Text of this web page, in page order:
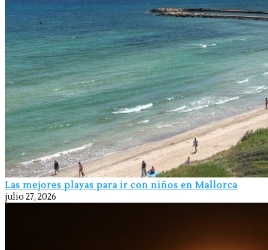
Las mejores playas para ir con niños en Mallorca
julio 27, 2026